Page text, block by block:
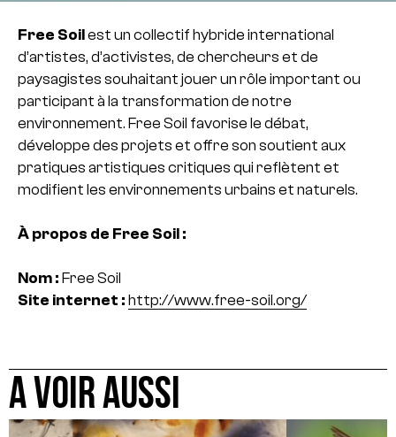
Free Soilest un collectif hybride international
d’artistes, d’activistes, de chercheurs et de
paysagistes souhaitant jouer un rôle important ou
participant à la transformation de notre
environnement. Free Soil favorise le débat,
développe des projets et offre son soutient aux
pratiques artistiques critiques qui reflètent et
modifient les environnements urbains et naturels.
À propos de Free Soil :
Nom : Free Soil
Site internet : http://www.free-soil.org/
A VOIR AUSSI